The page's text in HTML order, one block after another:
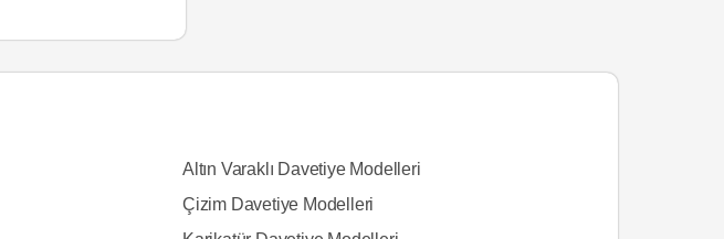
Altın Varaklı Davetiye Modelleri
Çizim Davetiye Modelleri